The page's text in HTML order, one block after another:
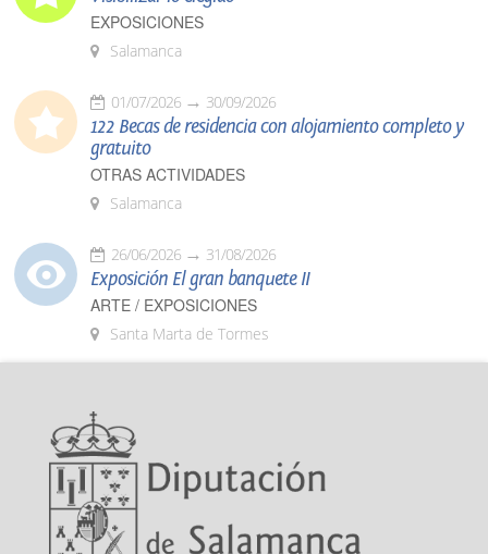
EXPOSICIONES
Salamanca
01/07/2026 30/09/2026
122 Becas de residencia con alojamiento completo y
gratuito
OTRAS ACTIVIDADES
Salamanca
26/06/2026 31/08/2026
Exposición El gran banquete II
ARTE / EXPOSICIONES
Santa Marta de Tormes